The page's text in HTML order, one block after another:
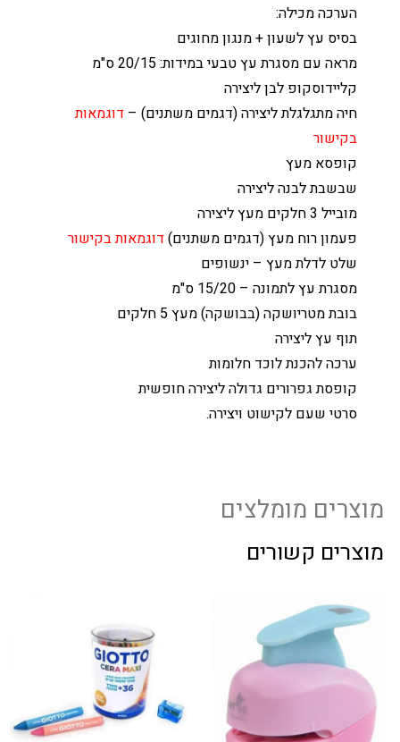
הערכה מכילה:
בסיס עץ לשעון + מנגון מחוגים
מראה עם מסגרת עץ טבעי במידות: 20/15 ס"מ
קליידוסקופ לבן ליצירה
חיה מתגלגלת ליצירה (דגמים משתנים) – דוגמאות
בקישור
קופסא מעץ
שבשבת לבנה ליצירה
מובייל 3 חלקים מעץ ליצירה
פעמון רוח מעץ (דגמים משתנים) דוגמאות בקישור
שלט לדלת מעץ – ינשופים
מסגרת עץ לתמונה – 15/20 ס"מ
בובת מטריושקה (בבושקה) מעץ 5 חלקים
תוף עץ ליצירה
ערכה להכנת לוכד חלומות
קופסת גפרורים גדולה ליצירה חופשית
סרטי שעם לקישוט ויצירה.
מוצרים מומלצים
מוצרים קשורים